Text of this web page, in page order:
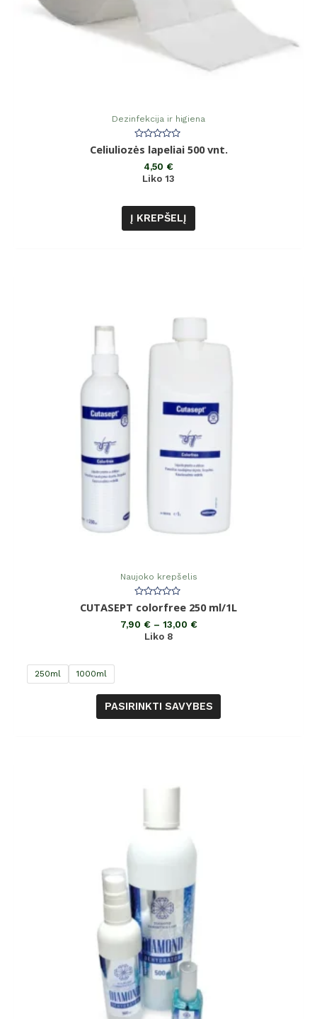
Dezinfekcija ir higiena
Įvertinimas:
0
Celiuliozės lapeliai 500 vnt.
4,50 €
Liko 13
Į KREPŠELĮ
Naujoko krepšelis
Įvertinimas:
0
iš
5
CUTASEPT colorfree 250 ml/1L
7,90 €– 13,00 €
Liko 8
250ml 1000ml
PASIRINKTI SAVYBES